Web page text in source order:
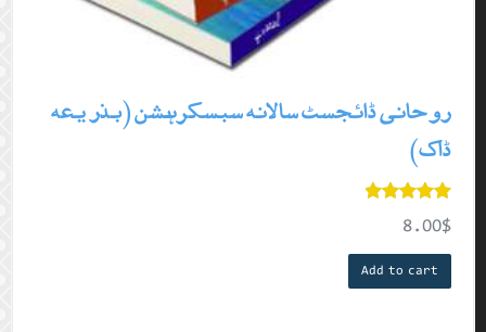
روحانی ڈائجسٹ سالانہ سبسکرہشن (بذریعہ
ڈاک)
Rated 5.00
out of 5
8.00$
Add to cart